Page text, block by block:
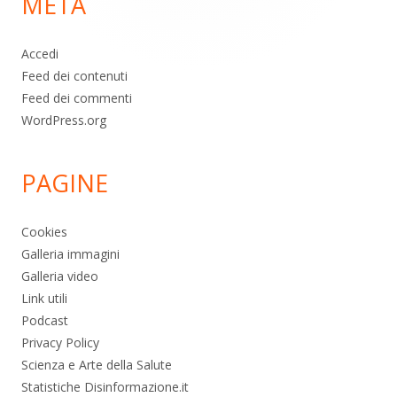
pagina
Accedi
Feed dei contenuti
Feed dei commenti
WordPress.org
PAGINE
Cookies
Galleria immagini
Galleria video
Link utili
Podcast
Privacy Policy
Scienza e Arte della Salute
Statistiche Disinformazione.it